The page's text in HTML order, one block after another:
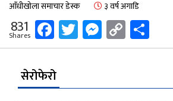
आँधीखोला समाचार डेस्क ३ वर्ष अगाडि
831
Shares Facebook
Twitter
Messenger
Copy
Link
सेरोफेरो